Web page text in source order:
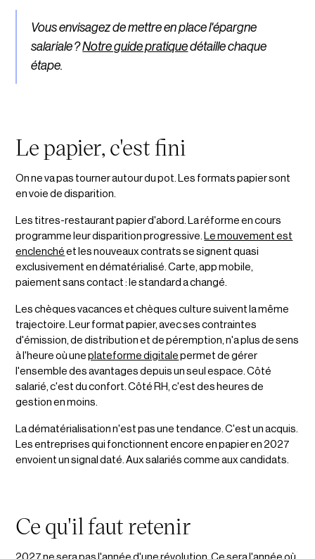
Vous envisagez de mettre en place l'épargne
salariale ?Notre guide pratiquedétaille chaque
étape.
Le papier, c'est fini
On ne va pas tourner autour du pot. Les formats papier sont
en voie de disparition.
Les titres-restaurant papier d'abord. La réforme en cours
programme leur disparition progressive. Le mouvement est
enclenché et les nouveaux contrats se signent quasi
exclusivement en dématérialisé. Carte, app mobile,
paiement sans contact : le standard a changé.
Les chèques vacances et chèques culture suivent la même
trajectoire. Leur format papier, avec ses contraintes
d'émission, de distribution et de péremption, n'a plus de sens
à l'heure où uneplateforme digitale permet de gérer
l'ensemble des avantages depuis un seul espace. Côté
salarié, c'est du confort. Côté RH, c'est des heures de
gestion en moins.
La dématérialisation n'est pas une tendance. C'est un acquis.
Les entreprises qui fonctionnent encore en papier en 2027
envoient un signal daté. Aux salariés comme aux candidats.
Ce qu'il faut retenir